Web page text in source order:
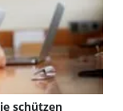
schützen